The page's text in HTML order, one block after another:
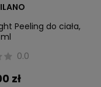
Peeling do ciała,
0.0
zł